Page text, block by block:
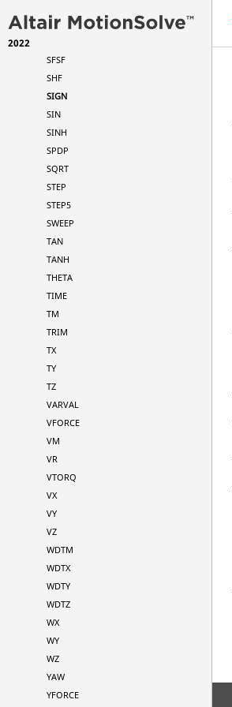
2022
SENVAL
SFSF
SHF
SIGN
SIN
SINH
SPDP
SQRT
STEP
STEP5
SWEEP
TAN
TANH
THETA
TIME
TM
TRIM
TX
TY
TZ
VARVAL
VFORCE
VM
VR
VTORQ
VX
VY
VZ
WDTM
WDTX
WDTY
WDTZ
WX
WY
WZ
YAW
YFORCE